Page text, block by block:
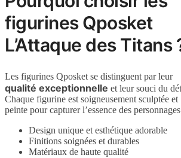
figurines Qposket
L’Attaque des Titans
Les figurines Qposket se distinguent par leur
qualité exceptionnelle et leur souci du
Chaque figurine est soigneusement sculptée et
peinte pour capturer l’essence des
Design unique et esthétique adorable
Finitions soignées et durables
Matériaux de haute qualité